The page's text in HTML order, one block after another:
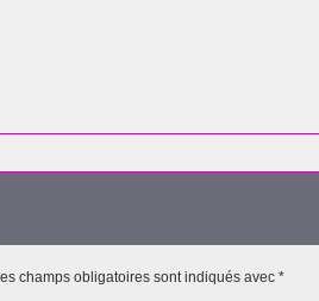
champs obligatoires sont indiqués avec *